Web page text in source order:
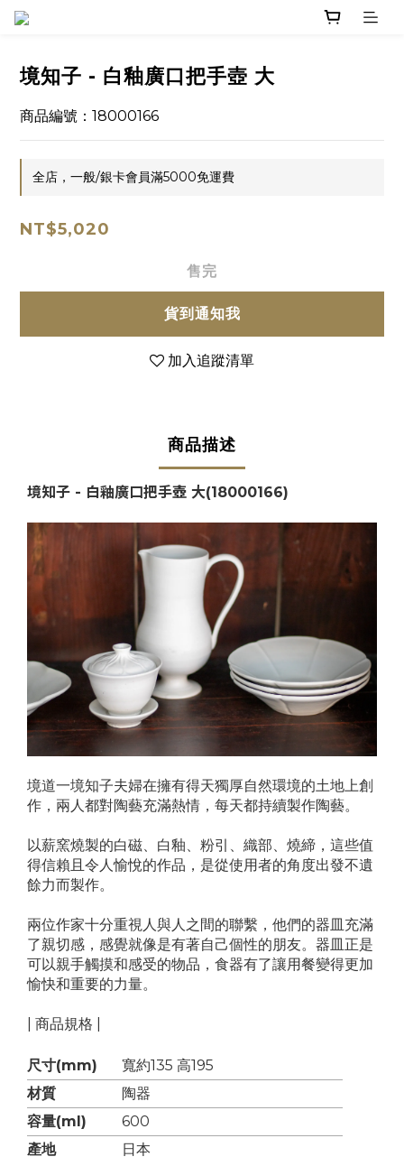
境知子 - 白釉廣口把手壺 大
商品編號：18000166
全店，一般/銀卡會員滿5000免運費
NT$5,020
售完
貨到通知我
加入追蹤清單
商品描述
境知子 - 白釉廣口把手壺 大(18000166)
境道一境知子夫婦在擁有得天獨厚自然環境的土地上創
作，兩人都對陶藝充滿熱情，每天都持續製作陶藝。
以薪窯燒製的白磁、白釉、粉引、織部、燒締，這些值
得信賴且令人愉悅的作品，是從使用者的角度出發不遺
餘力而製作。
兩位作家十分重視人與人之間的聯繫，他們的器皿充滿
了親切感，感覺就像是有著自己個性的朋友。器皿正是
可以親手觸摸和感受的物品，食器有了讓用餐變得更加
愉快和重要的力量。
| 商品規格 |
尺寸(mm)
寬約135 高195
材質
陶器
容量(ml)
600
產地
日本